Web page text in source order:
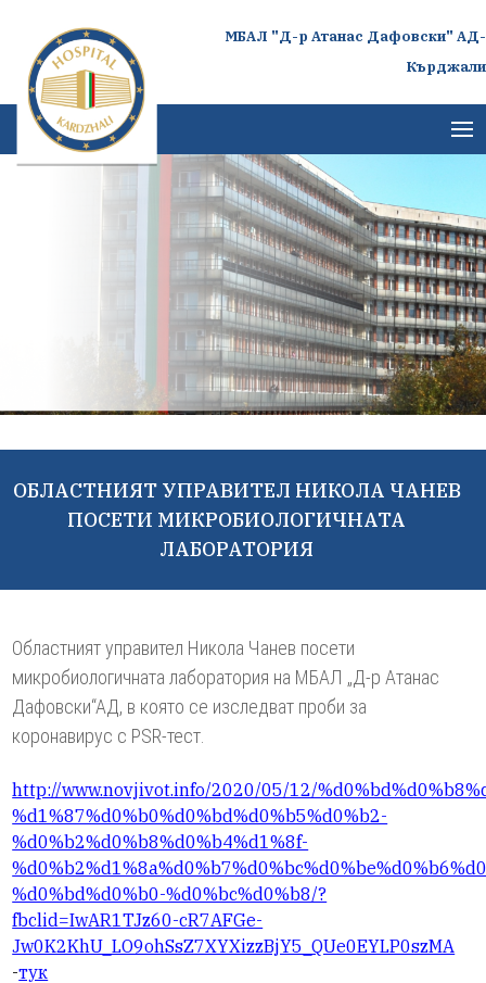
МБАЛ "Д-р Атанас Дафовски" АД-
Кърджали
ОБЛАСТНИЯТ УПРАВИТЕЛ НИКОЛА ЧАНЕВ
ПОСЕТИ МИКРОБИОЛОГИЧНАТА
ЛАБОРАТОРИЯ
Областният управител Никола Чанев посети
микробиологичната лаборатория на МБАЛ „Д-р Атанас
Дафовски“АД, в която се изследват проби за
коронавирус с PSR-тест.
http://www.novjivot.info/2020/05/12/
%d1%87%d0%b0%d0%bd%d0%b5%d0%b2-
%d0%b2%d0%b8%d0%b4%d1%8f-
%d0%bd%d0%b0-%d0%bc%d0%b8/?
fbclid=IwAR1TJz60-cR7AFGe-
Jw0K2KhU_LO9ohSsZ7XYXizzBjY5_QUe0EYLP0szMA
-тук